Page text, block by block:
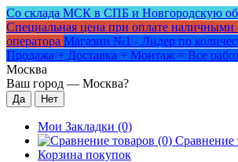
Со склада МСК в СПБ и Новгородскую
Специальная цена при оплате наличными
оператора Магазин №1 - Лидер по
Продажа + Доставка + Монтаж = Все
Москва
Ваш город — Москва?
Мои Закладки (0)
Сравнение
Корзина покупок